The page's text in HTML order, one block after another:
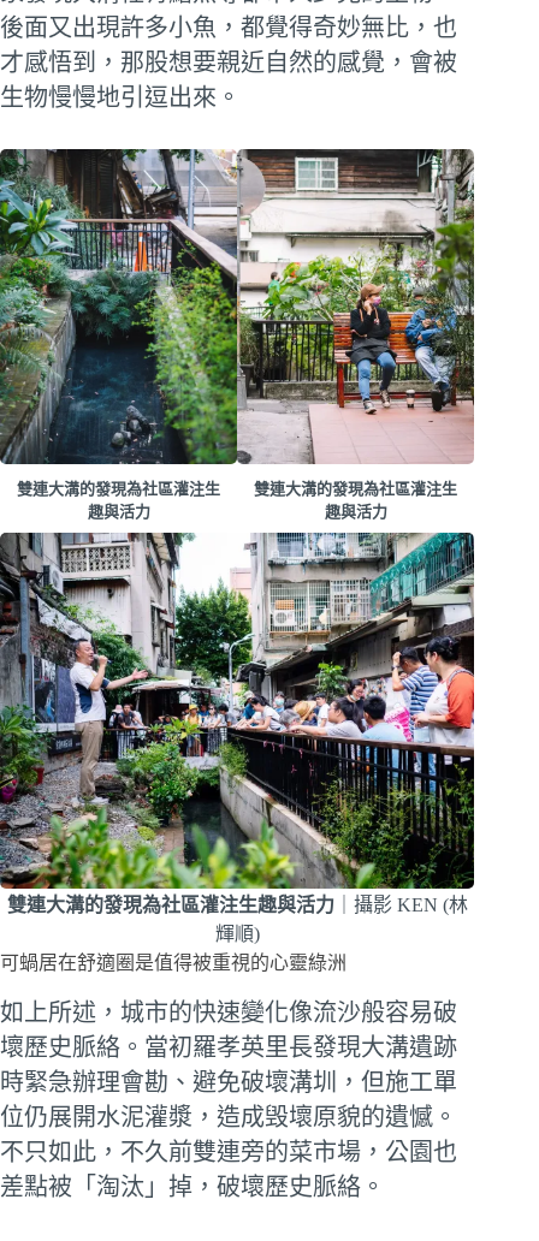
後面又出現許多小魚，都覺得奇妙無比，也
才感悟到，那股想要親近自然的感覺，會被
生物慢慢地引逗出來。
雙連大溝的發現為社區灌注生
趣與活力
雙連大溝的發現為社區灌注生
趣與活力
雙連大溝的發現為社區灌注生趣與活力｜攝影 KEN (林
輝順)
可蝸居在舒適圈是值得被重視的心靈綠洲
如上所述，城市的快速變化像流沙般容易破
壞歷史脈絡。當初羅孝英里長發現大溝遺跡
時緊急辦理會勘、避免破壞溝圳，但施工單
位仍展開水泥灌漿，造成毁壞原貌的遺憾。
不只如此，不久前雙連旁的菜市場，公園也
差點被「淘汰」掉，破壞歷史脈絡。